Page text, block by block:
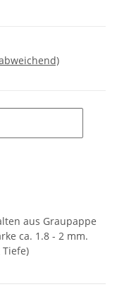
aus Graupappe
ca. 1.8 - 2 mm.
Tiefe)